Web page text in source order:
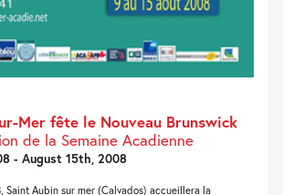
Mer fête le Nouveau Brunswick
de la Semaine Acadienne
- August 15th, 2008
Saint Aubin sur mer (Calvados) accueillera la